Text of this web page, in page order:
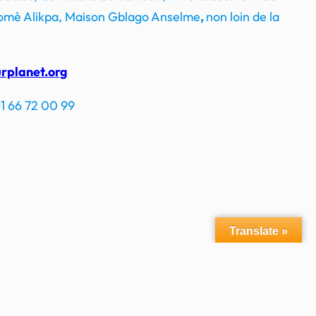
Alikpa, Maison Gblago Anselme,non loin de la
66 72 00 99
Translate »